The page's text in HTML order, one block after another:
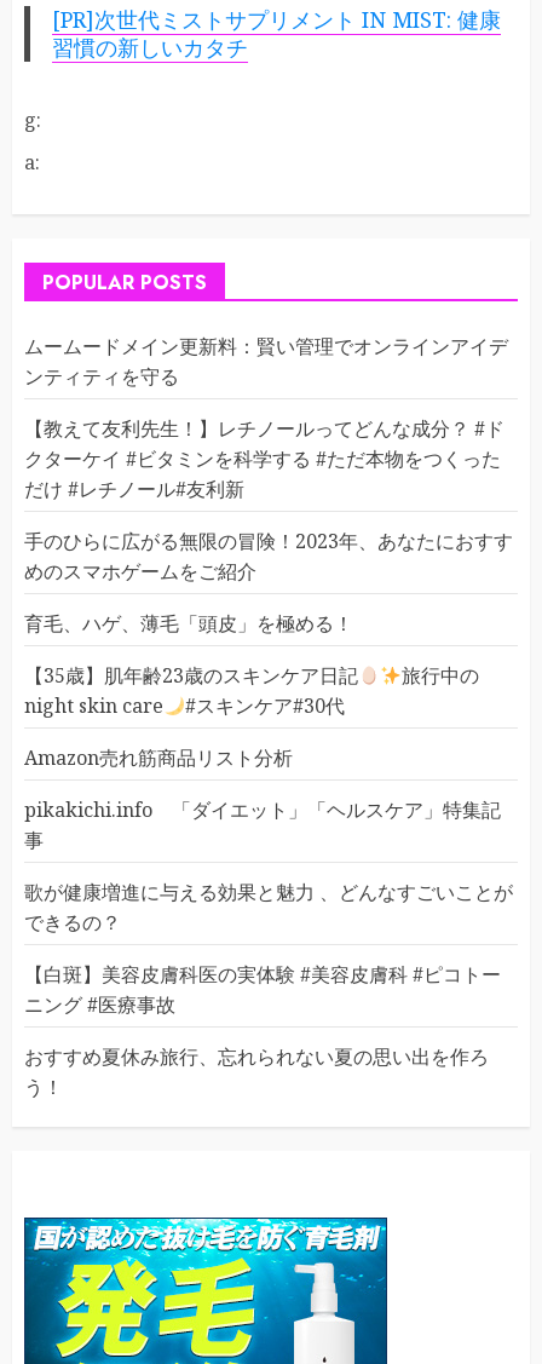
[PR]次世代ミストサプリメント IN MIST: 健康
習慣の新しいカタチ
g:
a:
POPULAR POSTS
ムームードメイン更新料：賢い管理でオンラインアイデ
ンティティを守る
【教えて友利先生！】レチノールってどんな成分？ #ド
クターケイ #ビタミンを科学する #ただ本物をつくった
だけ #レチノール#友利新
手のひらに広がる無限の冒険！2023年、あなたにおすす
めのスマホゲームをご紹介
育毛、ハゲ、薄毛「頭皮」を極める！
【35歳】肌年齢23歳のスキンケア日記
旅行中の
night skin care
#スキンケア#30代
Amazon売れ筋商品リスト分析
pikakichi.info 「ダイエット」「ヘルスケア」特集記
事
歌が健康増進に与える効果と魅力 、どんなすごいことが
できるの？
【白斑】美容皮膚科医の実体験 #美容皮膚科 #ピコトー
ニング #医療事故
おすすめ夏休み旅行、忘れられない夏の思い出を作ろ
う！